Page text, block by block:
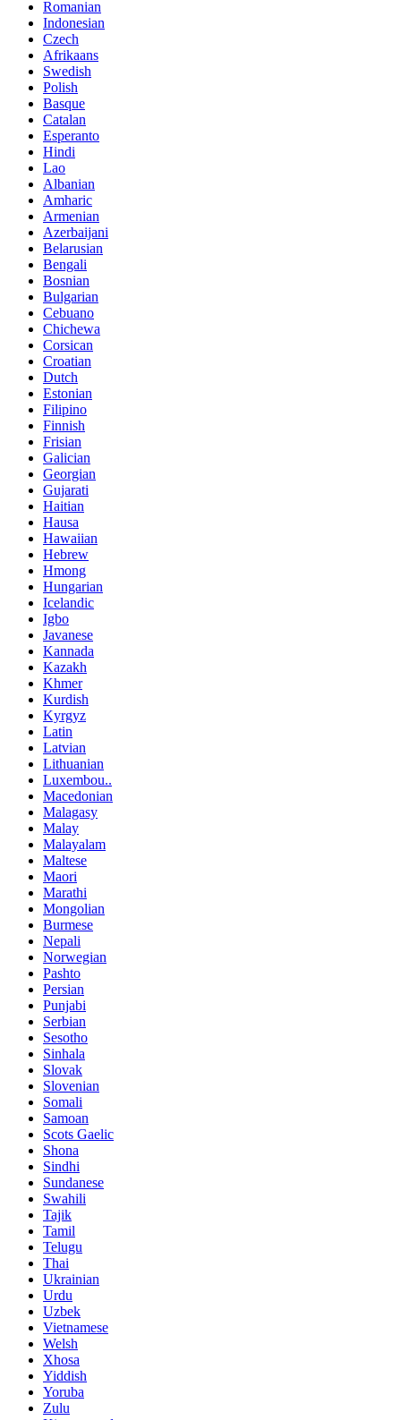
Romanian
Indonesian
Czech
Afrikaans
Swedish
Polish
Basque
Catalan
Esperanto
Hindi
Lao
Albanian
Amharic
Armenian
Azerbaijani
Belarusian
Bengali
Bosnian
Bulgarian
Cebuano
Chichewa
Corsican
Croatian
Dutch
Estonian
Filipino
Finnish
Frisian
Galician
Georgian
Gujarati
Haitian
Hausa
Hawaiian
Hebrew
Hmong
Hungarian
Icelandic
Igbo
Javanese
Kannada
Kazakh
Khmer
Kurdish
Kyrgyz
Latin
Latvian
Lithuanian
Luxembou..
Macedonian
Malagasy
Malay
Malayalam
Maltese
Maori
Marathi
Mongolian
Burmese
Nepali
Norwegian
Pashto
Persian
Punjabi
Serbian
Sesotho
Sinhala
Slovak
Slovenian
Somali
Samoan
Scots Gaelic
Shona
Sindhi
Sundanese
Swahili
Tajik
Tamil
Telugu
Thai
Ukrainian
Urdu
Uzbek
Vietnamese
Welsh
Xhosa
Yiddish
Yoruba
Zulu